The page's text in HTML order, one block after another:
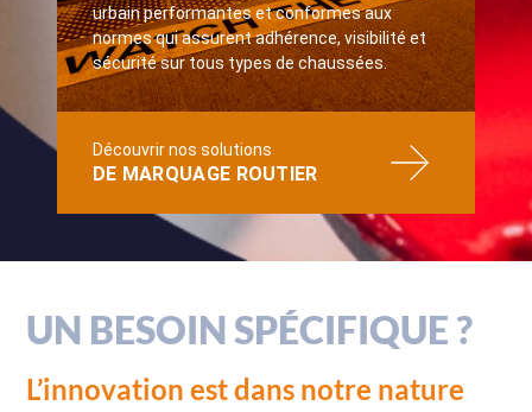
urbain performantes et conformes aux
normes qui assurent adhérence, visibilité et
sécurité sur tous types de chaussées.
Découvrir nos solutions
DE MARQUAGE ROUTIER
UN BESOIN SPÉCIFIQUE ?
L’innovation est dans notre nature